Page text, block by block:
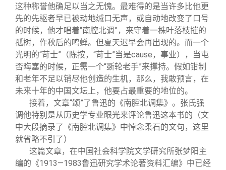
这种称誉他确足以当之无愧。最难得的是当许多比他更
先的先驱者早已被动地缄口无声，或自动地改变了口号
的时候，他才唱着“南腔北调”，来守着一株叶落枝摧的
孤树，作秋后的鸣蝉。但夏天迟早会再出现的。而一个
光明的“苛士”（陈按，“苛士”当是cause，事业），当屯
否晦塞的时候，正需一个“斲轮老手”来撑持。假如钳制
和老年不足以销尽他创造的生机，那么，我敢预言，在
未来十年的中国文坛上，他要占最重要的地位的。
接着，文章“颂”了鲁迅的《南腔北调集》。张氏强
调他特别是从历史学专业眼光来评论鲁迅这本书的（文
中大段摘录了《南腔北调集》中悼念柔石的文句，这里
就省略不引了）
这篇文章，在中国社会科学院文学研究所张梦阳主
编的《1913—1983鲁迅研究学术论著资料汇编》中已经